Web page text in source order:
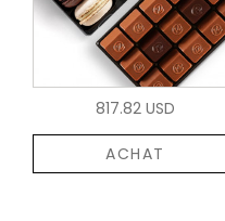
817.82 USD
ACHAT